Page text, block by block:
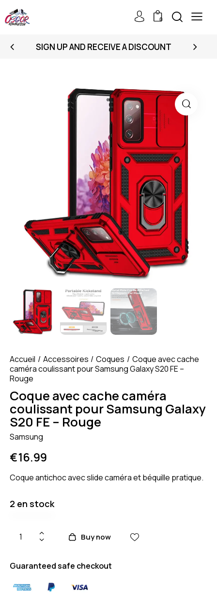
0
SIGN UP AND RECEIVE A DISCOUNT
Accueil Accessoires Coques
Coque avec cache
caméra coulissant pour Samsung Galaxy S20 FE –
Rouge
Coque avec cache caméra
coulissant pour Samsung Galaxy
S20 FE – Rouge
Samsung
€16.99
Coque antichoc avec slide caméra et béquille pratique.
2 en stock
Buy now
Guaranteed safe checkout